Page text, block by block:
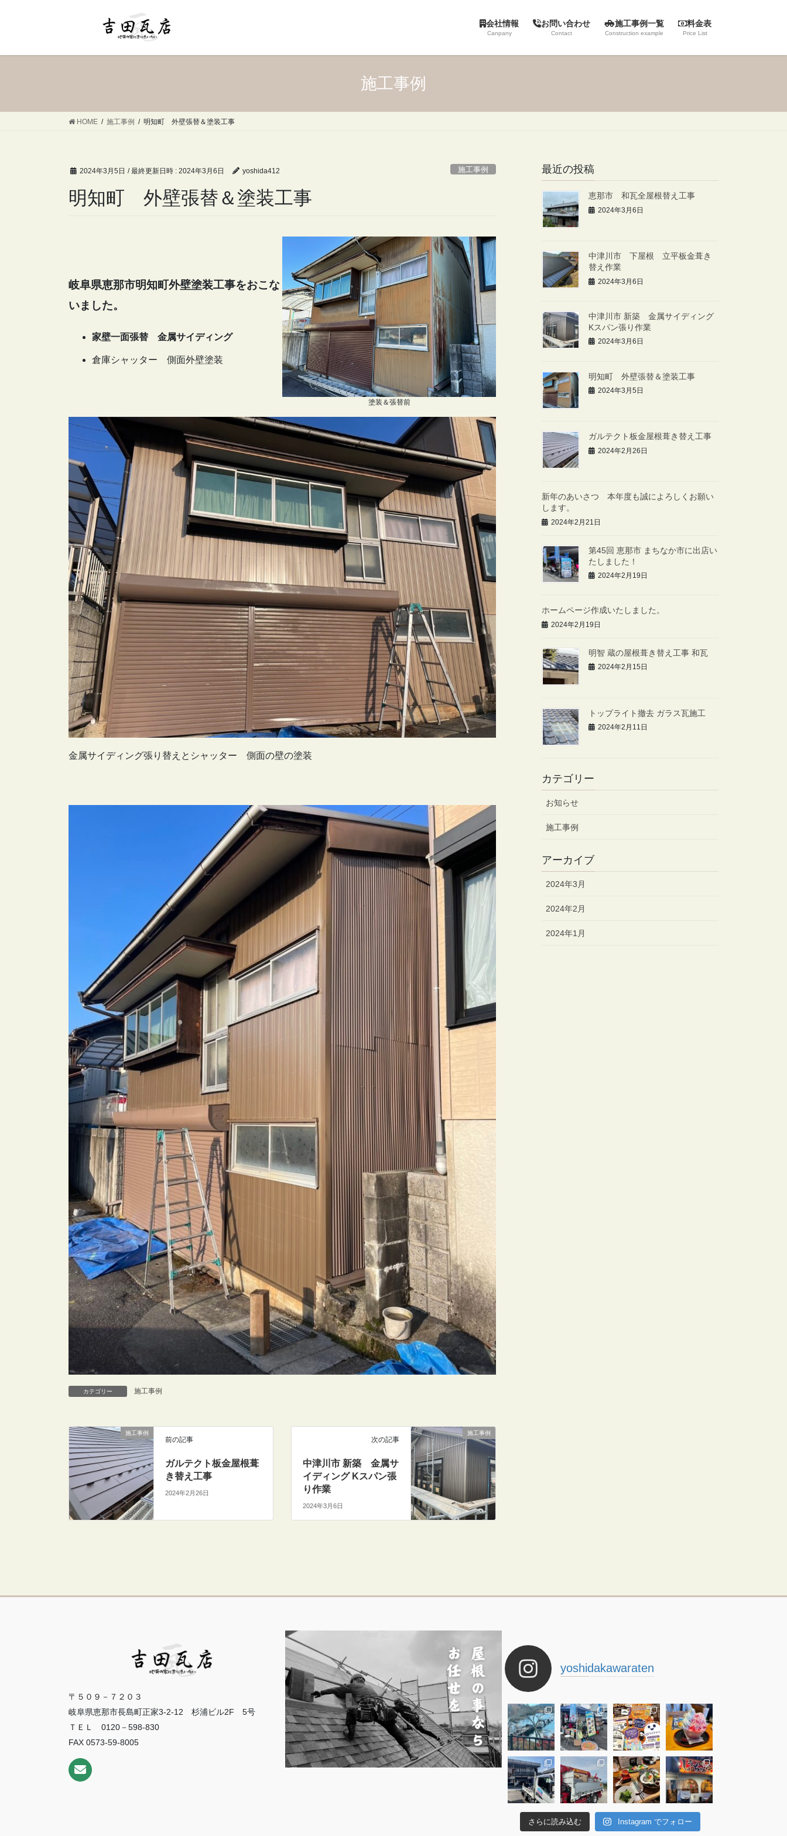
会社情報
Canpany
お問い合わせ
Contact
施工事例一覧
Construction example
料金表
Price List
施工事例
HOME 施工事例 明知町 外壁張替＆塗装工事
2024年3月5日 / 最終更新日時 : 2024年3月6日 yoshida412 施工事例
明知町 外壁張替＆塗装工事
岐阜県恵那市明知町外壁塗装工事をおこな
いました。
家壁一面張替 金属サイディング
倉庫シャッター 側面外壁塗装
塗装＆張替前
金属サイディング張り替えとシャッター 側面の壁の塗装
カテゴリー 施工事例
施工事例
前の記事
ガルテクト板金屋根葺
き替え工事
2024年2月26日
施工事例
次の記事
中津川市 新築 金属サ
イディング Kスパン張
り作業
2024年3月6日
最近の投稿
恵那市 和瓦全屋根替え工事
2024年3月6日
中津川市 下屋根 立平板金葺き
替え作業
2024年3月6日
中津川市 新築 金属サイディング
Kスパン張り作業
2024年3月6日
明知町 外壁張替＆塗装工事
2024年3月5日
ガルテクト板金屋根葺き替え工事
2024年2月26日
新年のあいさつ 本年度も誠によろしくお願い
します。
2024年2月21日
第45回 恵那市 まちなか市に出店い
たしました！
2024年2月19日
ホームページ作成いたしました。
2024年2月19日
明智 蔵の屋根葺き替え工事 和瓦
2024年2月15日
トップライト撤去 ガラス瓦施工
2024年2月11日
カテゴリー
お知らせ
施工事例
アーカイブ
2024年3月
2024年2月
2024年1月
〒５０９－７２０３
岐阜県恵那市長島町正家3-2-12 杉浦ビル2F 5号
ＴＥＬ 0120－598-830
FAX 0573-59-8005
yoshidakawaraten
さらに読み込む Instagram でフォロー